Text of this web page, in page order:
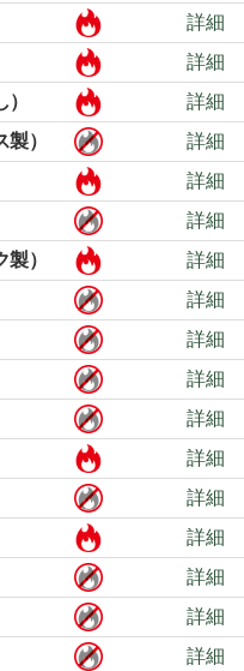
詳細
詳細
詳細
）
詳細
詳細
詳細
）
詳細
詳細
詳細
詳細
詳細
詳細
詳細
詳細
詳細
詳細
詳細